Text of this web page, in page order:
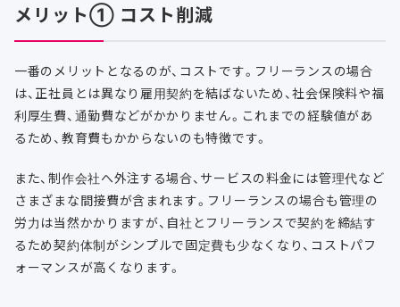
メリット① コスト削減
一番のメリットとなるのが、コストです。フリーランスの場合
は、正社員とは異なり雇用契約を結ばないため、社会保険料や福
利厚生費、通勤費などがかかりません。これまでの経験値があ
るため、教育費もかからないのも特徴です。
また、制作会社へ外注する場合、サービスの料金には管理代など
さまざまな間接費が含まれます。フリーランスの場合も管理の
労力は当然かかりますが、自社とフリーランスで契約を締結す
るため契約体制がシンプルで固定費も少なくなり、コストパフ
ォーマンスが高くなります。